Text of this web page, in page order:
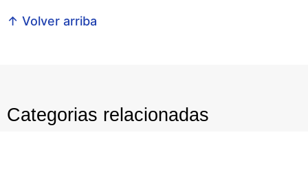
↑ Volver arriba
Categorias relacionadas